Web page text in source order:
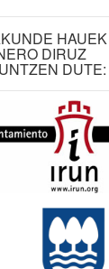
HAUEK
DIRUZ
DUTE: